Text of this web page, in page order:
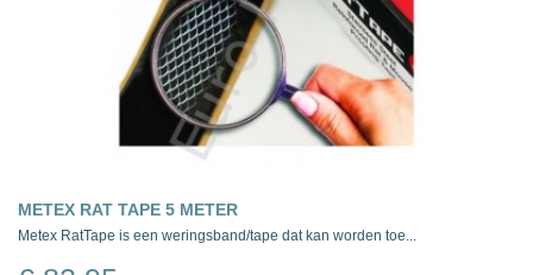
METEX RAT TAPE 5 METER
Metex RatTape is een weringsband/tape dat kan worden toe...